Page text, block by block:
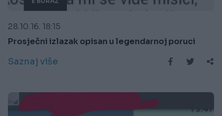
28.10.16. 18:15
Prosječni izlazak opisan u legendarnoj poruci
Saznaj više